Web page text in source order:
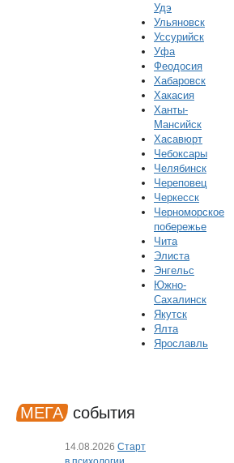
Удэ
Ульяновск
Уссурийск
Уфа
Феодосия
Хабаровск
Хакасия
Ханты-
Мансийск
Хасавюрт
Чебоксары
Челябинск
Череповец
Черкесск
Черноморское
побережье
Чита
Элиста
Энгельс
Южно-
Сахалинск
Якутск
Ялта
Ярославль
МЕГА события
14.08.2026 Старт